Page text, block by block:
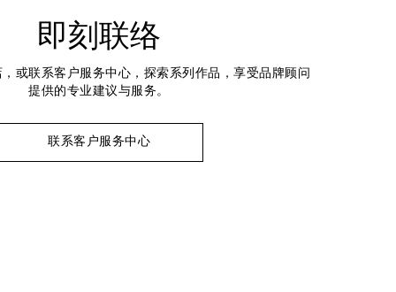
即刻联络
或联系客户服务中心，探索系列作品，享受品牌顾问
提供的专业建议与服务。
联系客户服务中心